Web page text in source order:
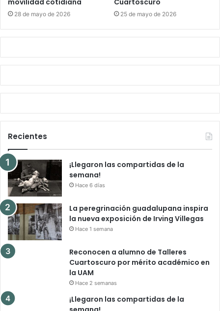
movilidad cotidiana
28 de mayo de 2026
Cuartoscuro
25 de mayo de 2026
Recientes
¡Llegaron las compartidas de la
semana!
Hace 6 días
La peregrinación guadalupana inspira
la nueva exposición de Irving Villegas
Hace 1 semana
Reconocen a alumno de Talleres
Cuartoscuro por mérito académico en
la UAM
Hace 2 semanas
¡Llegaron las compartidas de la